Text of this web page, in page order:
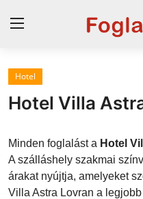
Magyarország
Szállások a Balatonon
Horvátország
Hotel
Hotel Villa
Minden foglalást a Hotel
A szálláshely szakmai
árakat nyújtja, amelyeket
Villa Astra Lovran a